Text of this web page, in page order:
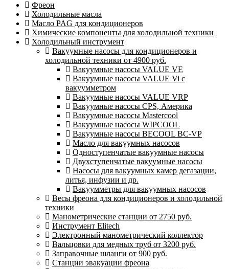
Фреон
Холодильные масла
Масло PAG для кондиционеров
Химические компоненты для холодильной техники
Холодильный инструмент
Вакуумные насосы для кондиционеров и
холодильной техники от 4900 руб.
Вакуумные насосы VALUE VE
Вакуумные насосы VALUE Vi с
вакуумметром
Вакуумные насосы VALUE VRP
Вакуумные насосы CPS, Америка
Вакуумные насосы Mastercool
Вакуумные насосы WIPCOOL
Вакуумные насосы BECOOL BC-VP
Масло для вакуумных насосов
Одноступенчатые вакуумные насосы
Двухступенчатые вакуумные насосы
Насосы для вакуумных камер дегазации,
литья, инфузии и др.
Вакуумметры для вакуумных насосов
Весы фреона для кондиционеров и холодильной
техники
Манометрические станции от 2750 руб.
Инструмент Elitech
Электронный манометрический коллектор
Вальцовки для медных труб от 3200 руб.
Заправочные шланги от 900 руб.
Станции эвакуации фреона